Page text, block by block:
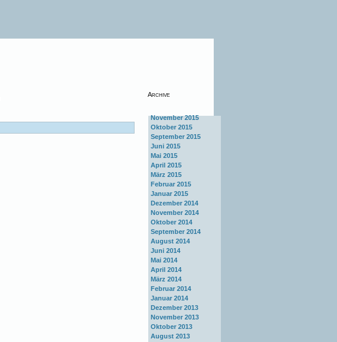
Archive
November 2015
Oktober 2015
September 2015
Juni 2015
Mai 2015
April 2015
März 2015
Februar 2015
Januar 2015
Dezember 2014
November 2014
Oktober 2014
September 2014
August 2014
Juni 2014
Mai 2014
April 2014
März 2014
Februar 2014
Januar 2014
Dezember 2013
November 2013
Oktober 2013
August 2013